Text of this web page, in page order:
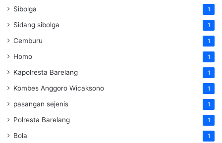
Sibolga 1
Sidang sibolga 1
Cemburu 1
Homo 1
Kapolresta Barelang 1
Kombes Anggoro Wicaksono 1
pasangan sejenis 1
Polresta Barelang 1
Bola 1